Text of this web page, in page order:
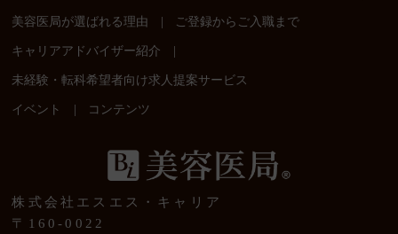
美容医局が選ばれる理由 | ご登録からご入職まで
キャリアアドバイザー紹介 |
未経験・転科希望者向け求人提案サービス
イベント | コンテンツ
株式会社エスエス・キャリア
〒160-0022